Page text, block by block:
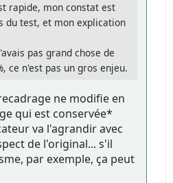
rapide, mon constat est
du test, et mon explication
pas grand chose de
ce n'est pas un gros enjeu.
ne modifie en
qui est conservée*
va l'agrandir avec
de l'original... s'il
par exemple, ça peut